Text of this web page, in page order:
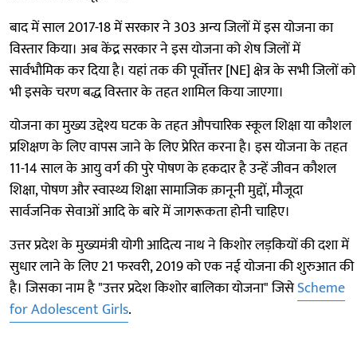
बाद में साल 2017-18 में सरकार ने 303 अन्य जिलों में इस योजना का
विस्तार किया। अब केंद्र सरकार ने इस योजना को शेष जिलों में
सार्वभौमिक कर दिया है। यहां तक की पूर्वोत्तर [NE] क्षेत्र के सभी जिलों को
भी इसके चरण बद्ध विस्तार के तहत शामिल किया जाएगा।
योजना का मुख्य उद्देश्य घटक के तहत औपचारिक स्कूल शिक्षा या कौशल
प्रशिक्षण के लिए वापस जाने के लिए प्रेरित करना है। इस योजना के तहत
11-14 साल के आयु वर्ग की पुरे पोषण के हकदार है उन्हें जीवन कौशल
शिक्षा, पोषण और स्वास्थ्य शिक्षा सामाजिक क़ानूनी मुद्दों, मौजूदा
सार्वजनिक सेवाओं आदि के बारे में जागरूकता होनी चाहिए।
उत्तर प्रदेश के मुख्यमंत्री योगी आदित्य नाथ ने किशोर लड़कियों की दशा में
सुधार लाने के लिए 21 फरवरी, 2019 को एक नई योजना की शुरुआत की
है। जिसका नाम है "उत्तर प्रदेश किशोर बालिका योजना" जिसेScheme
for Adolescent Girls.